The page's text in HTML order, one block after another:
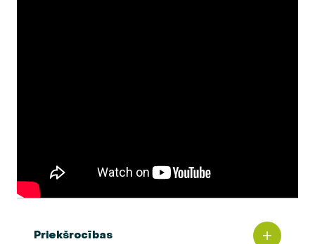
Priekšrocības